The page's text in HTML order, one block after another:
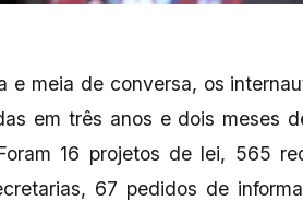
e meia de conversa, os
em três anos e dois meses
16 projetos de lei, 565
67 pedidos de